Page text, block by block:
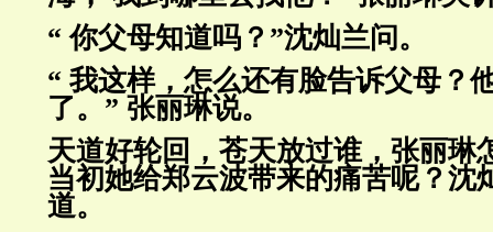
“ 你父母知道吗？”沈灿兰问。
“ 我这样，怎么还有脸告诉父母？
了。” 张丽琳说。
天道好轮回，苍天放过谁，张丽琳
当初她给郑云波带来的痛苦呢？ 沈
道。